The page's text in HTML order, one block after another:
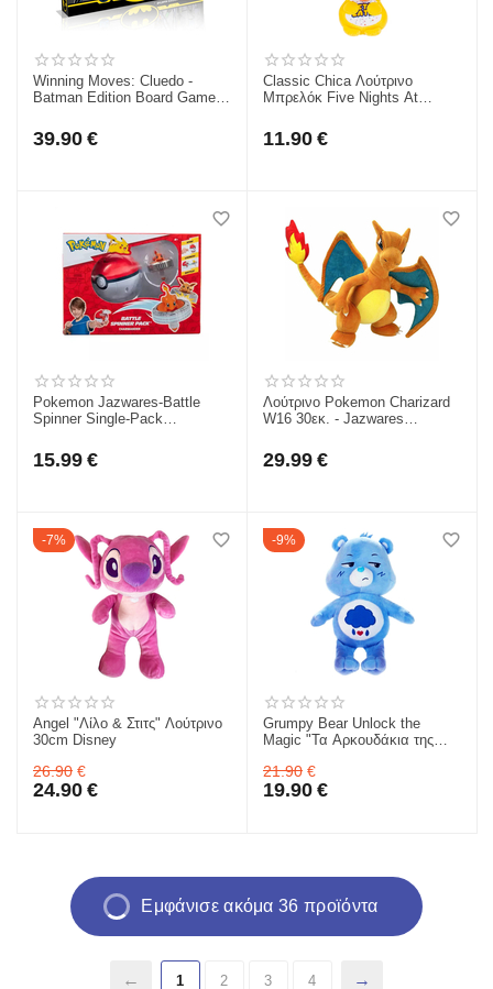
Winning Moves: Cluedo -
Batman Edition Board Game
(WM00839-EN1)
39.90 €
Classic Chica Λούτρινο
Μπρελόκ Five Nights At
Jazwares 9Εκ JWFF0026-4
11.90 €
Pokemon Jazwares-Battle
Spinner Single-Pack
Μάχης Με Εκτοξευτή
JW004397-6
15.99 €
Λούτρινο Pokemon Charizard
W16 30εκ. - Jazwares
29.99 €
7%
Angel "Λίλο & Στιτς" Λούτρινο
30cm Disney
26.90 €
24.90 €
9%
Grumpy Bear Unlock the
Magic "Τα Αρκουδάκια της
21.90 €
19.90 €
Εμφάνισε ακόμα 36 προϊόντα
1 2 3 4